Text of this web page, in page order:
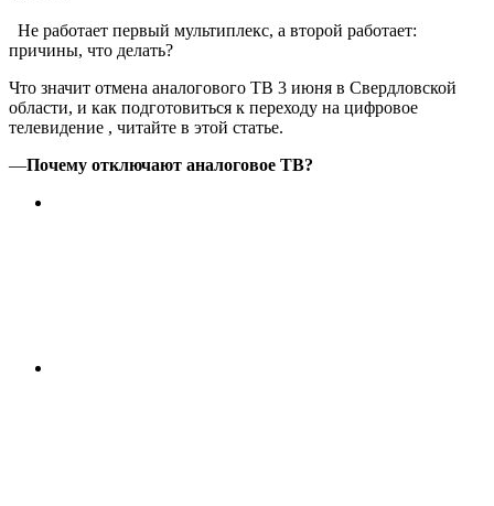
Не работает первый мультиплекс, а второй работает:
причины, что делать?
Что значит отмена аналогового ТВ 3 июня в Свердловской
области, и как подготовиться к переходу на цифровое
телевидение , читайте в этой статье.
—Почему отключают аналоговое ТВ?